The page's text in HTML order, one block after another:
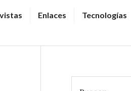
Enlaces
Tecnologías